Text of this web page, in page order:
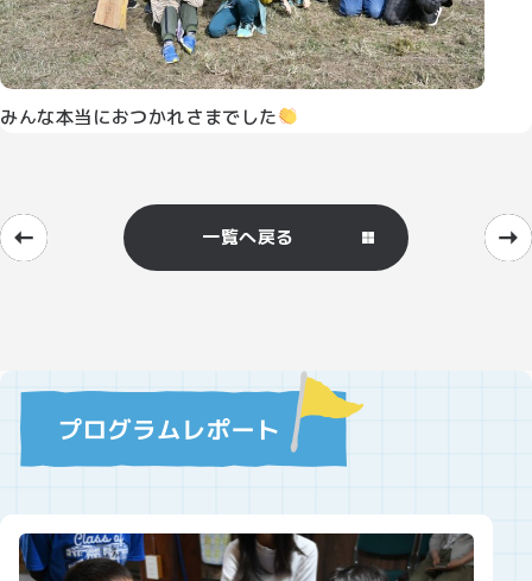
みんな本当におつかれさまでした
一覧へ戻る